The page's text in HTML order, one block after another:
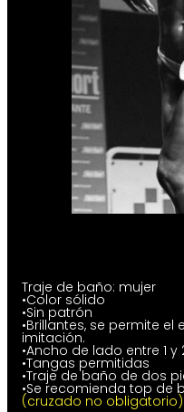
Traje de baño: mujer
•Color sólido
•Sin patrón
•Brillantes, se permite
imitación.
•Ancho de lado entre 1 y
•Tangas permitidas
•Traje de baño de dos
•Se recomienda top de
(cruzado no obligatorio)